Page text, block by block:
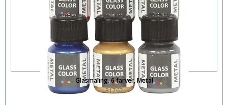
Glasmaling. 6 farver, Metal
31762